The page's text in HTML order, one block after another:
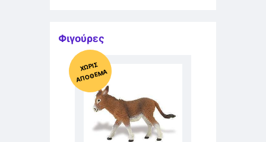
Φιγούρες
Χ
ΩΡΊΣ
Α
Π
Ό
ΘΕ
ΜΑ